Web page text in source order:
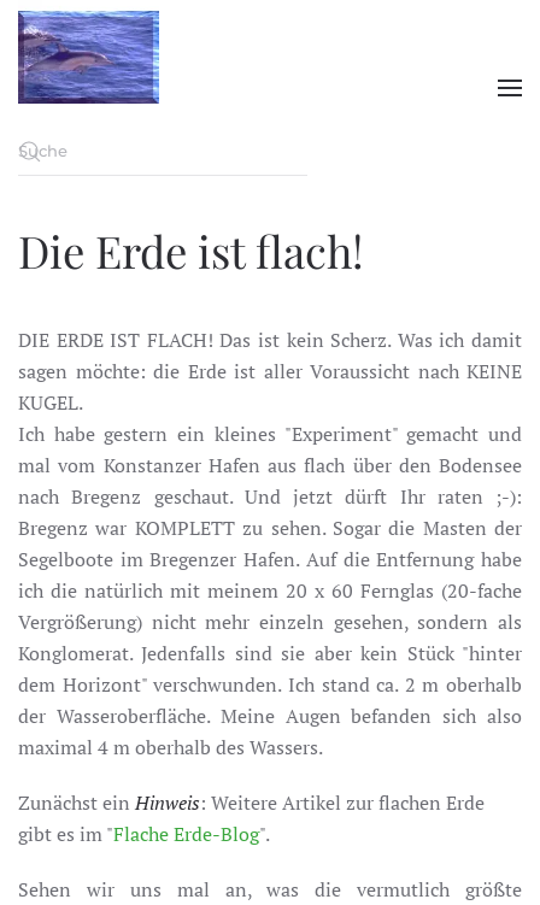
Zum Hauptinhalt springen
Die Erde ist flach!
DIE ERDE IST FLACH! Das ist kein Scherz. Was ich damit
sagen möchte: die Erde ist aller Voraussicht nach KEINE
KUGEL.
Ich habe gestern ein kleines "Experiment" gemacht und
mal vom Konstanzer Hafen aus flach über den Bodensee
nach Bregenz geschaut. Und jetzt dürft Ihr raten ;-):
Bregenz war KOMPLETT zu sehen. Sogar die Masten der
Segelboote im Bregenzer Hafen. Auf die Entfernung habe
ich die natürlich mit meinem 20 x 60 Fernglas (20-fache
Vergrößerung) nicht mehr einzeln gesehen, sondern als
Konglomerat. Jedenfalls sind sie aber kein Stück "hinter
dem Horizont" verschwunden. Ich stand ca. 2 m oberhalb
der Wasseroberfläche. Meine Augen befanden sich also
maximal 4 m oberhalb des Wassers.
Zunächst einHinweis: Weitere Artikel zur flachen Erde
gibt es im "Flache Erde-Blog".
Sehen wir uns mal an, was die vermutlich größte